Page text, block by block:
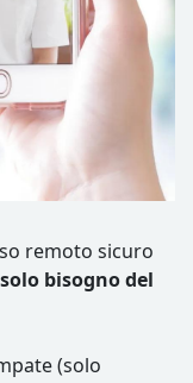
remoto sicuro
bisogno del
(solo